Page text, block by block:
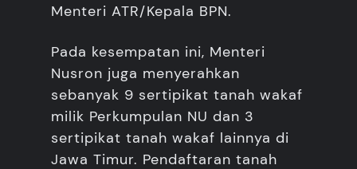
Menteri ATR/Kepala BPN.
Pada kesempatan ini, Menteri
Nusron juga menyerahkan
sebanyak 9 sertipikat tanah wakaf
milik Perkumpulan NU dan 3
sertipikat tanah wakaf lainnya di
Jawa Timur. Pendaftaran tanah